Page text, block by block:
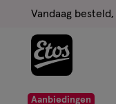
ga
de
hoofd
ga
Vandaag
Aanbiedingen